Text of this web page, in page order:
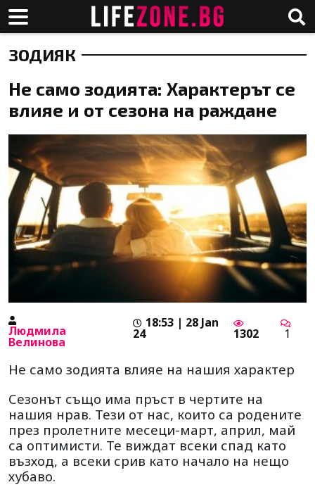
ЗОДИЯК
Не само зодията: Характерът се
влияе и от сезона на раждане
Людмила
Велинова
18:53 | 28 Jan
24 1302 1
Не само зодията влияе на нашия характер
Сезонът също има пръст в чертите на
нашия нрав. Тези от нас, които са родените
през пролетните месеци-март, април, май
са оптимисти. Те виждат всеки спад като
възход, а всеки срив като начало на нещо
хубаво.